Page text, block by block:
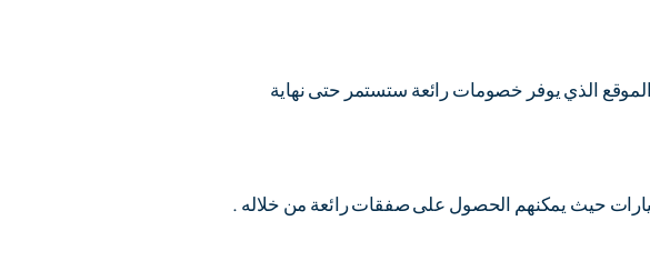
الذي يوفر خصومات رائعة ستستمر حتى نهاية
حيث يمكنهم الحصول على صفقات رائعة من خلاله .